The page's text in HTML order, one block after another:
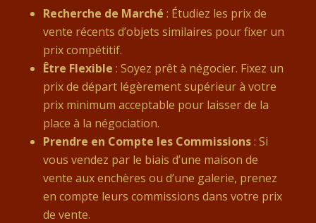
Recherche de Marché : Étudiez les prix de
vente récents d’objets similaires pour fixer un
prix compétitif.
Être Flexible : Soyez prêt à négocier. Fixez un
prix de départ légèrement supérieur à votre
prix minimum acceptable pour laisser de la
place à la négociation.
Prendre en Compte les Commissions: Si
vous vendez par le biais d’une maison de
vente aux enchères ou d’une galerie, prenez
en compte leurs commissions dans votre prix
de vente.